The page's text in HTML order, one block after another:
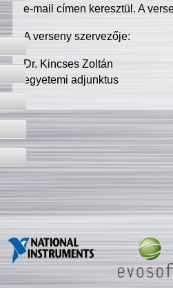
e-mail címen keresztül. A
A verseny szervezője:
Dr. Kincses Zoltán
egyetemi adjunktus